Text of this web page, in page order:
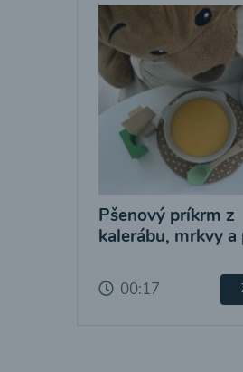
Pšenový príkrm z
kalerábu, mrkvy a
00:17